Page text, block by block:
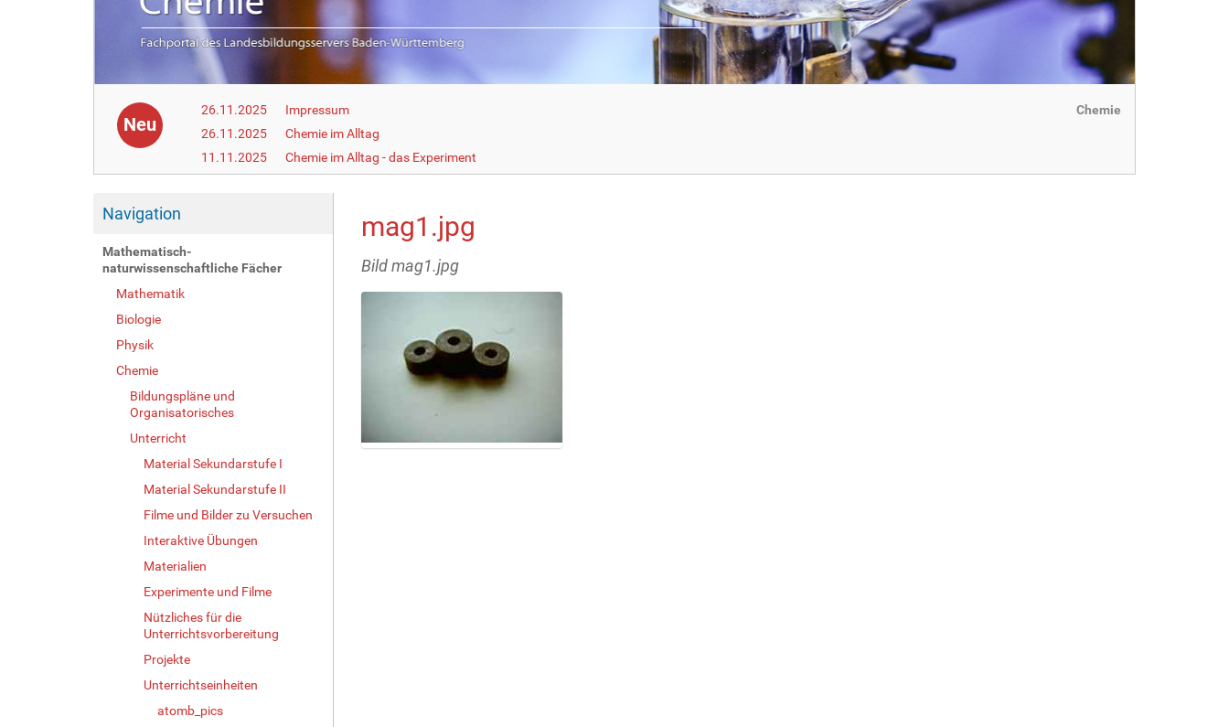
Neu
26.11.2025
Impressum
26.11.2025
Chemie im Alltag
11.11.2025
Chemie im Alltag - das Experiment
Chemie
Navigation
Mathematisch-
naturwissenschaftliche Fächer
Mathematik
Biologie
Physik
Chemie
Bildungspläne und
Organisatorisches
Unterricht
Material Sekundarstufe I
Material Sekundarstufe II
Filme und Bilder zu Versuchen
Interaktive Übungen
Materialien
Experimente und Filme
Nützliches für die
Unterrichtsvorbereitung
Projekte
Unterrichtseinheiten
atomb_pics
mag1.jpg
Bild mag1.jpg